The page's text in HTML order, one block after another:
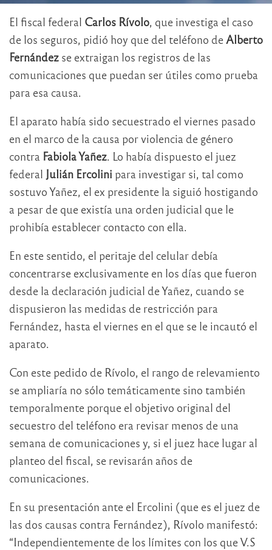
El fiscal federal Carlos Rívolo, que investiga el caso
de los seguros, pidió hoy que del teléfono de Alberto
Fernández se extraigan los registros de las
comunicaciones que puedan ser útiles como prueba
para esa causa.
El aparato había sido secuestrado el viernes pasado
en el marco de la causa por violencia de género
contra Fabiola Yañez. Lo había dispuesto el juez
federal Julián Ercolini para investigar si, tal como
sostuvo Yañez, el ex presidente la siguió hostigando
a pesar de que existía una orden judicial que le
prohibía establecer contacto con ella.
En este sentido, el peritaje del celular debía
concentrarse exclusivamente en los días que fueron
desde la declaración judicial de Yañez, cuando se
dispusieron las medidas de restricción para
Fernández, hasta el viernes en el que se le incautó el
aparato.
Con este pedido de Rívolo, el rango de relevamiento
se ampliaría no sólo temáticamente sino también
temporalmente porque el objetivo original del
secuestro del teléfono era revisar menos de una
semana de comunicaciones y, si el juez hace lugar al
planteo del fiscal, se revisarán años de
comunicaciones.
En su presentación ante el Ercolini (que es el juez de
las dos causas contra Fernández), Rívolo manifestó:
“Independientemente de los límites con los que V.S